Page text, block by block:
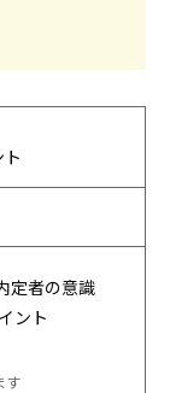
定者の意識
ント
す